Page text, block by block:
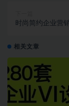
时尚简约企业营
相关文章